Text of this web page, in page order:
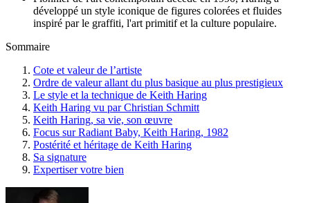
développé un style iconique de figures colorées et fluides
inspiré par le graffiti, l'art primitif et la culture populaire.
Sommaire
Cote et valeur de l’artiste
Ordre de valeur allant du plus basique au plus prestigieux
Le style et la technique de Keith Haring
Keith Haring vu par Christian Schmitt
Keith Haring, sa vie, son œuvre
Focus sur Radiant Baby, Keith Haring, 1982
Postérité et héritage de Keith Haring
Sa signature
Expertiser votre bien